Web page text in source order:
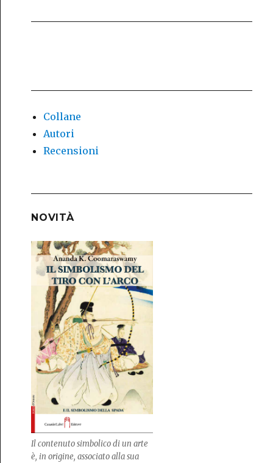
Collane
Autori
Recensioni
NOVITÀ
Il contenuto simbolico di un arte
è, in origine, associato alla sua